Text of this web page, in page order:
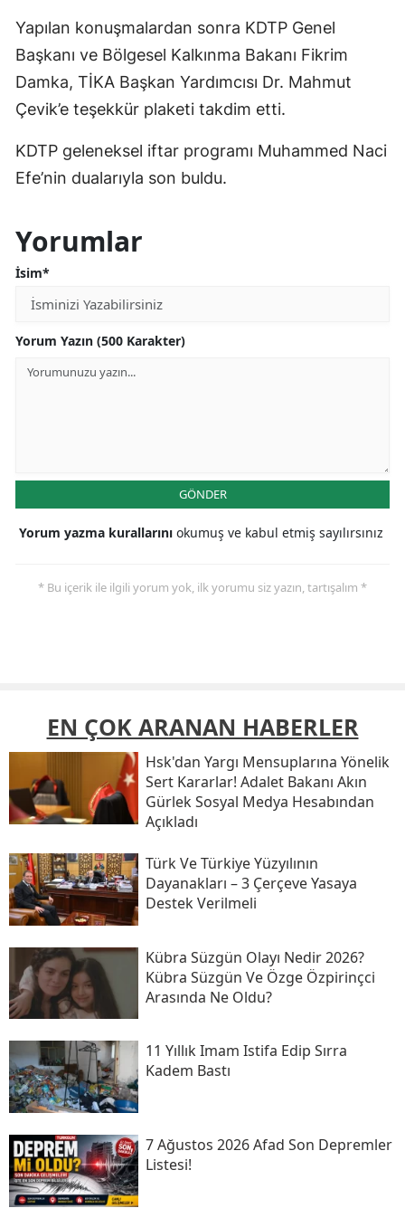
Yapılan konuşmalardan sonra KDTP Genel
Başkanı ve Bölgesel Kalkınma Bakanı Fikrim
Damka, TİKA Başkan Yardımcısı Dr. Mahmut
Çevik’e teşekkür plaketi takdim etti.
KDTP geleneksel iftar programı Muhammed Naci
Efe’nin dualarıyla son buldu.
Yorumlar
İsim*
Yorum Yazın (500 Karakter)
GÖNDER
Yorum yazma kurallarını okumuş ve kabul etmiş sayılırsınız
* Bu içerik ile ilgili yorum yok, ilk yorumu siz yazın, tartışalım *
EN ÇOK ARANAN HABERLER
Hsk'dan Yargı Mensuplarına Yönelik
Sert Kararlar! Adalet Bakanı Akın
Gürlek Sosyal Medya Hesabından
Açıkladı
Türk Ve Türkiye Yüzyılının
Dayanakları – 3 Çerçeve Yasaya
Destek Verilmeli
Kübra Süzgün Olayı Nedir 2026?
Kübra Süzgün Ve Özge Özpirinçci
Arasında Ne Oldu?
11 Yıllık Imam Istifa Edip Sırra
Kadem Bastı
7 Ağustos 2026 Afad Son Depremler
Listesi!